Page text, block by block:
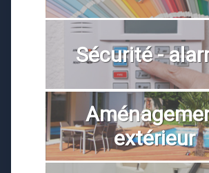
Sécurité -
extérieur